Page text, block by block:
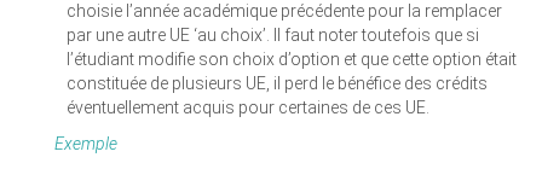
choisie l’année académique précédente pour la remplacer
par une autre UE ‘au choix’. Il faut noter toutefois que si
l’étudiant modifie son choix d’option et que cette option était
constituée de plusieurs UE, il perd le bénéfice des crédits
éventuellement acquis pour certaines de ces UE.
Exemple